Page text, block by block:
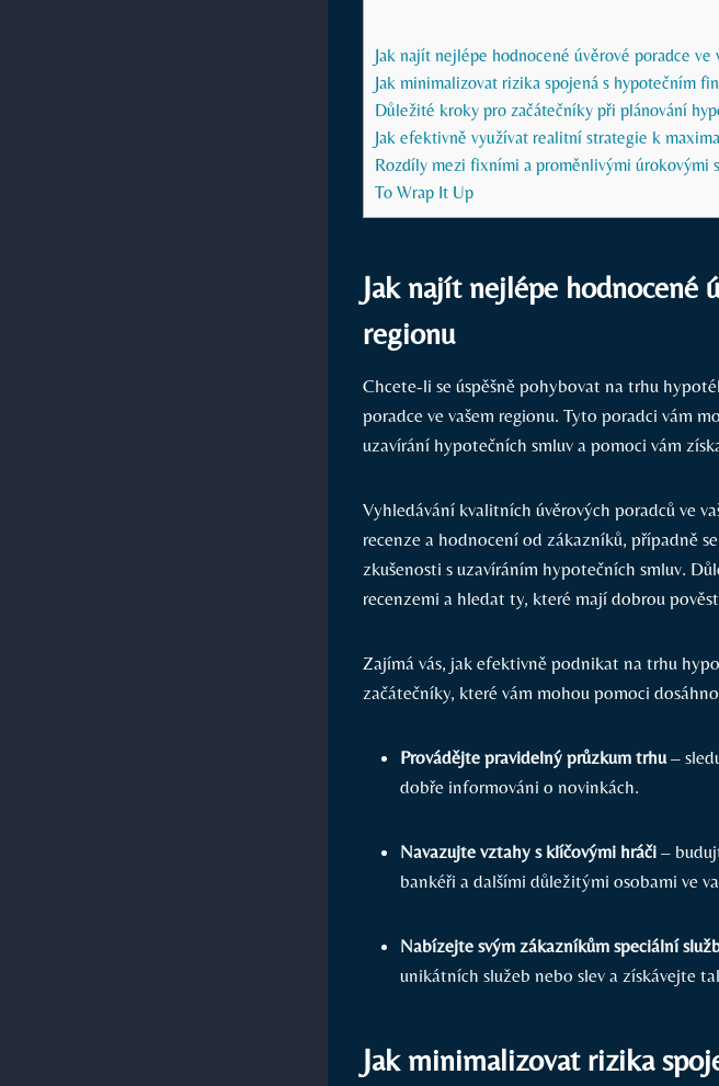
Jak najít nejlépe hodnocené úvěrové poradce ve
Jak minimalizovat rizika spojená s hypotečním
Důležité kroky pro začátečníky při plánování
Jak efektivně využívat realitní strategie k
Rozdíly mezi fixními a proměnlivými úrokovými
To Wrap It Up
Jak najít nejlépe hodnocené
regionu
Chcete-li se úspěšně pohybovat na trhu
poradce ve vašem regionu. Tyto poradci vám
uzavírání hypotečních smluv a pomoci vám
Vyhledávání kvalitních úvěrových poradců ve
recenze a hodnocení od zákazníků, případně
zkušenosti s uzavíráním hypotečních smluv.
recenzemi a hledat ty, které mají dobrou
Zajímá vás, jak efektivně podnikat na trhu
začátečníky, které vám mohou pomoci
Provádějte pravidelný průzkum trhu –
dobře informováni o novinkách.
Navazujte vztahy s klíčovými hráči –
bankéři a dalšími důležitými osobami ve
Nabízejte svým zákazníkům speciální
unikátních služeb nebo slev a získávejte
Jak minimalizovat rizika